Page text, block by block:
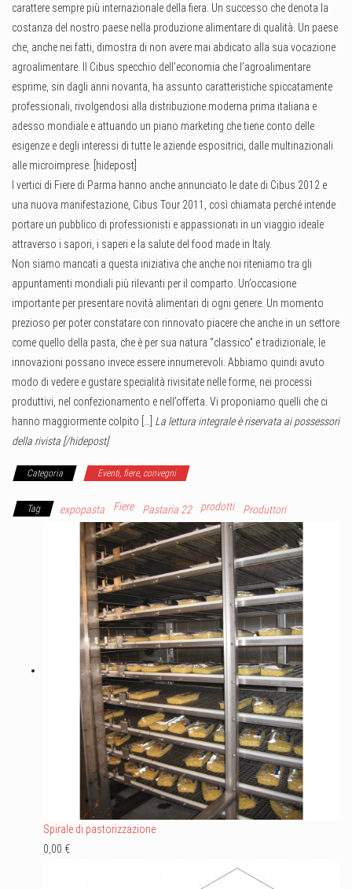
carattere sempre più internazionale della fiera. Un successo che denota la
costanza del nostro paese nella produzione alimentare di qualità. Un paese
che, anche nei fatti, dimostra di non avere mai abdicato alla sua vocazione
agroalimentare. Il Cibus specchio dell’economia che l’agroalimentare
esprime, sin dagli anni novanta, ha assunto caratteristiche spiccatamente
professionali, rivolgendosi alla distribuzione moderna prima italiana e
adesso mondiale e attuando un piano marketing che tiene conto delle
esigenze e degli interessi di tutte le aziende espositrici, dalle multinazionali
alle microimprese. [hidepost]
I vertici di Fiere di Parma hanno anche annunciato le date di Cibus 2012 e
una nuova manifestazione, Cibus Tour 2011, così chiamata perché intende
portare un pubblico di professionisti e appassionati in un viaggio ideale
attraverso i sapori, i saperi e la salute del food made in Italy.
Non siamo mancati a questa iniziativa che anche noi riteniamo tra gli
appuntamenti mondiali più rilevanti per il comparto. Un’occasione
importante per presentare novità alimentari di ogni genere. Un momento
prezioso per poter constatare con rinnovato piacere che anche in un settore
come quello della pasta, che è per sua natura “classico” e tradizionale, le
innovazioni possano invece essere innumerevoli. Abbiamo quindi avuto
modo di vedere e gustare specialità rivisitate nelle forme, nei processi
produttivi, nel confezionamento e nell’offerta. Vi proponiamo quelli che ci
hanno maggiormente colpito […] La lettura integrale è riservata ai possessori
della rivista [/hidepost]
Categoria Eventi, fiere, convegni
Tag expopasta Fiere Pastaria 22 prodotti Produttori
Spirale di pastorizzazione
0,00 €